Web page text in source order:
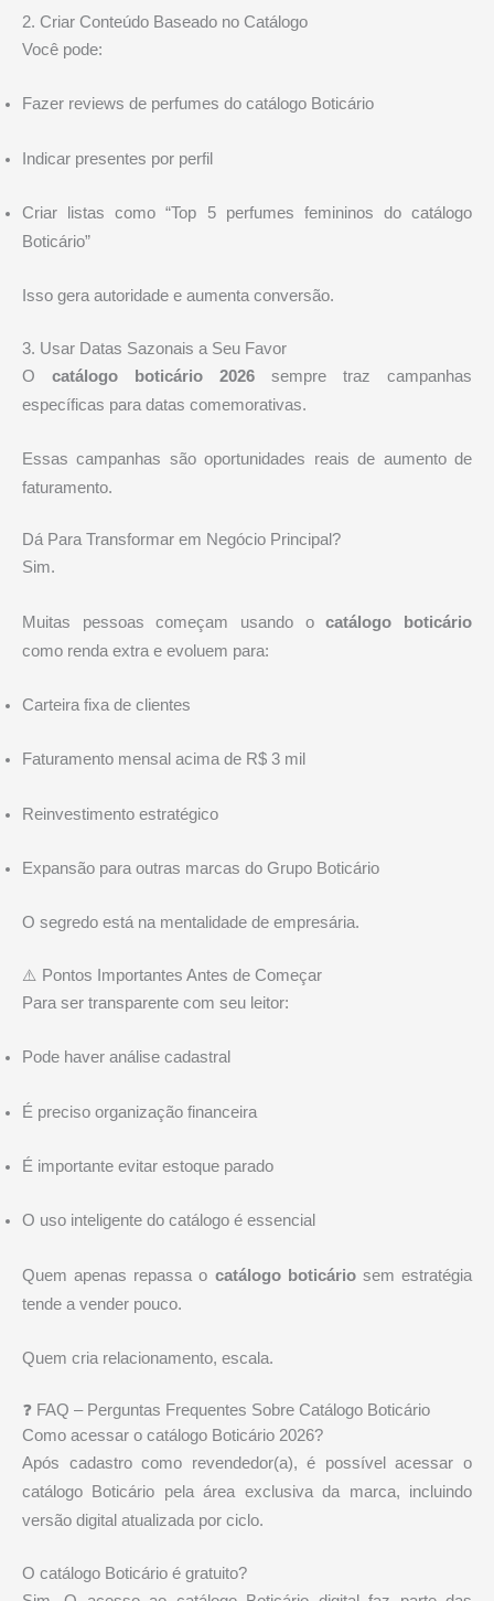
2. Criar Conteúdo Baseado no Catálogo
Você pode:
Fazer reviews de perfumes do catálogo Boticário
Indicar presentes por perfil
Criar listas como “Top 5 perfumes femininos do catálogo
Boticário”
Isso gera autoridade e aumenta conversão.
3. Usar Datas Sazonais a Seu Favor
O catálogo boticário 2026 sempre traz campanhas
específicas para datas comemorativas.
Essas campanhas são oportunidades reais de aumento de
faturamento.
Dá Para Transformar em Negócio Principal?
Sim.
Muitas pessoas começam usando ocatálogo boticário
como renda extra e evoluem para:
Carteira fixa de clientes
Faturamento mensal acima de R$ 3 mil
Reinvestimento estratégico
Expansão para outras marcas do Grupo Boticário
O segredo está na mentalidade de empresária.
⚠️ Pontos Importantes Antes de Começar
Para ser transparente com seu leitor:
Pode haver análise cadastral
É preciso organização financeira
É importante evitar estoque parado
O uso inteligente do catálogo é essencial
Quem apenas repassa o catálogo boticáriosem estratégia
tende a vender pouco.
Quem cria relacionamento, escala.
❓ FAQ – Perguntas Frequentes Sobre Catálogo Boticário
Como acessar o catálogo Boticário 2026?
Após cadastro como revendedor(a), é possível acessar o
catálogo Boticário pela área exclusiva da marca, incluindo
versão digital atualizada por ciclo.
O catálogo Boticário é gratuito?